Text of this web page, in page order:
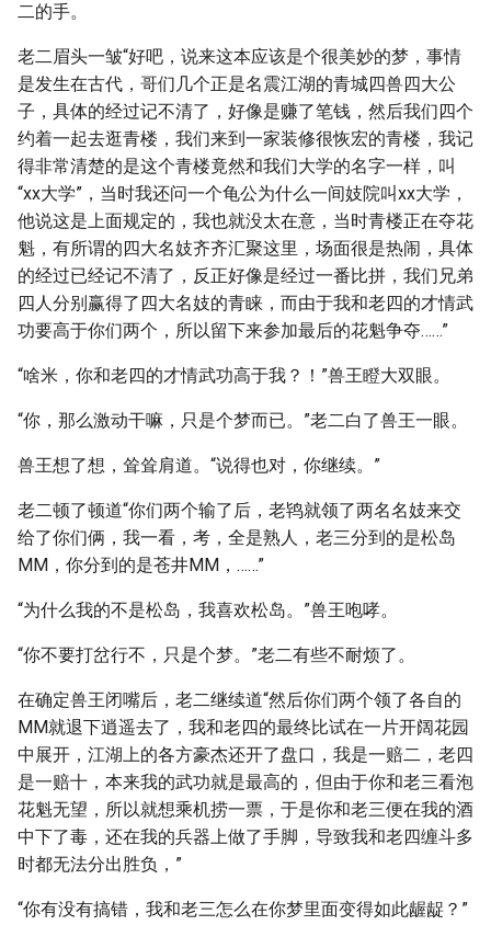
二的手。
老二眉头一皱“好吧，说来这本应该是个很美妙的梦，事情
是发生在古代，哥们几个正是名震江湖的青城四兽四大公
子，具体的经过记不清了，好像是赚了笔钱，然后我们四个
约着一起去逛青楼，我们来到一家装修很恢宏的青楼，我记
得非常清楚的是这个青楼竟然和我们大学的名字一样，叫
“xx大学”，当时我还问一个龟公为什么一间妓院叫xx大学，
他说这是上面规定的，我也就没太在意，当时青楼正在夺花
魁，有所谓的四大名妓齐齐汇聚这里，场面很是热闹，具体
的经过已经记不清了，反正好像是经过一番比拼，我们兄弟
四人分别赢得了四大名妓的青睐，而由于我和老四的才情武
功要高于你们两个，所以留下来参加最后的花魁争夺……”
“啥米，你和老四的才情武功高于我？！”兽王瞪大双眼。
“你，那么激动干嘛，只是个梦而已。”老二白了兽王一眼。
兽王想了想，耸耸肩道。“说得也对，你继续。”
老二顿了顿道“你们两个输了后，老鸨就领了两名名妓来交
给了你们俩，我一看，考，全是熟人，老三分到的是松岛
MM，你分到的是苍井MM，……”
“为什么我的不是松岛，我喜欢松岛。”兽王咆哮。
“你不要打岔行不，只是个梦。”老二有些不耐烦了。
在确定兽王闭嘴后，老二继续道“然后你们两个领了各自的
MM就退下逍遥去了，我和老四的最终比试在一片开阔花园
中展开，江湖上的各方豪杰还开了盘口，我是一赔二，老四
是一赔十，本来我的武功就是最高的，但由于你和老三看泡
花魁无望，所以就想乘机捞一票，于是你和老三便在我的酒
中下了毒，还在我的兵器上做了手脚，导致我和老四缠斗多
时都无法分出胜负，”
“你有没有搞错，我和老三怎么在你梦里面变得如此龌龊？”